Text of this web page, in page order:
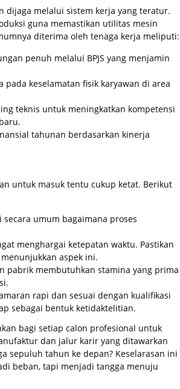
dijaga melalui sistem kerja yang teratur.
guna memastikan utilitas mesin
diterima oleh tenaga kerja meliputi:
penuh melalui BPJS yang menjamin
pada keselamatan fisik karyawan di area
teknis untuk meningkatkan kompetensi
tahunan berdasarkan kinerja
untuk masuk tentu cukup ketat. Berikut
secara umum bagaimana proses
menghargai ketepatan waktu. Pastikan
aspek ini.
pabrik membutuhkan stamina yang prima
rapi dan sesuai dengan kualifikasi
sebagai bentuk ketidaktelitian.
bagi setiap calon profesional untuk
dan jalur karir yang ditawarkan
sepuluh tahun ke depan? Keselarasan ini
beban, tapi menjadi tangga menuju